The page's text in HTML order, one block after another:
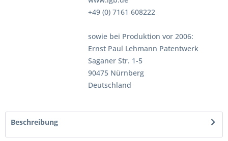
+49 (0) 7161 608222
sowie bei Produktion vor 2006:
Ernst Paul Lehmann Patentwerk
Saganer Str. 1-5
90475 Nürnberg
Deutschland
Beschreibung